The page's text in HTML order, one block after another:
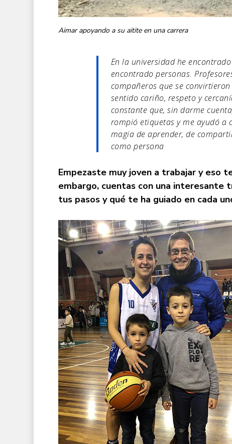
Aimar apoyando a su aitite en una carrera
En la universidad he
encontrado personas.
compañeros que se
sentido cariño, respeto y
constante que, sin darme
rompió etiquetas y me ayudó a
magia de aprender, de
como persona
Empezaste muy joven a trabajar y eso
embargo, cuentas con una interesante
tus pasos y qué te ha guiado en cada